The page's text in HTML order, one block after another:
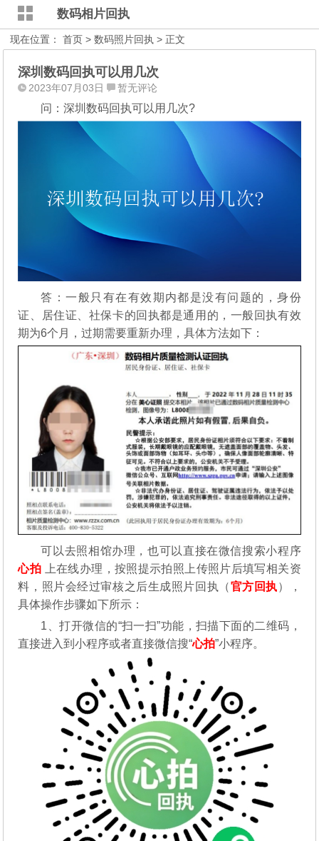
数码相片回执
现在位置：首页 >数码照片回执 > 正文
深圳数码回执可以用几次
2023年07月03日 暂无评论
问：深圳数码回执可以用几次?
答：一般只有在有效期内都是没有问题的，身份
证、居住证、社保卡的回执都是通用的，一般回执有效
期为6个月，过期需要重新办理，具体方法如下：
可以去照相馆办理，也可以直接在微信搜索小程序
心拍 上在线办理，按照提示拍照上传照片后填写相关资
料，照片会经过审核之后生成照片回执（官方回执），
具体操作步骤如下所示：
1、打开微信的“扫一扫”功能，扫描下面的二维码，
直接进入到小程序或者直接微信搜“心拍”小程序。